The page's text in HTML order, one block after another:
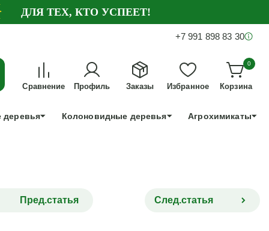
ДЛЯ ТЕХ, КТО УСПЕЕТ!
+7 991 898 83 30
Сравнение Профиль Заказы Избранное
0
Корзина
деревья Колоновидные деревья Агрохимикаты
Пред.статья След.статья